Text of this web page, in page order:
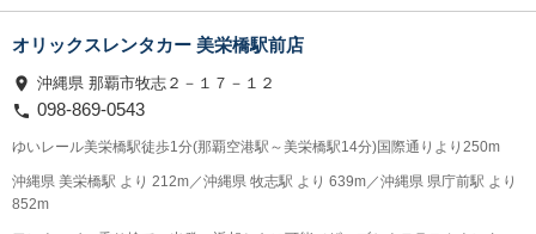
オリックスレンタカー 美栄橋駅前店
沖縄県 那覇市牧志２－１７－１２
098-869-0543
ゆいレール美栄橋駅徒歩1分(那覇空港駅～美栄橋駅14分)国際通りより250m
沖縄県 美栄橋駅 より 212m／沖縄県 牧志駅 より 639m／沖縄県 県庁前駅 より
852m